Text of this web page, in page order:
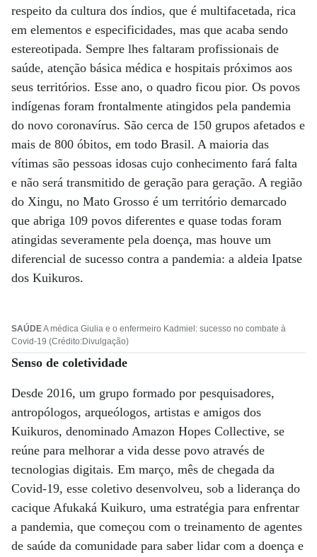
respeito da cultura dos índios, que é multifacetada, rica
em elementos e especificidades, mas que acaba sendo
estereotipada. Sempre lhes faltaram profissionais de
saúde, atenção básica médica e hospitais próximos aos
seus territórios. Esse ano, o quadro ficou pior. Os povos
indígenas foram frontalmente atingidos pela pandemia
do novo coronavírus. São cerca de 150 grupos afetados e
mais de 800 óbitos, em todo Brasil. A maioria das
vítimas são pessoas idosas cujo conhecimento fará falta
e não será transmitido de geração para geração. A região
do Xingu, no Mato Grosso é um território demarcado
que abriga 109 povos diferentes e quase todas foram
atingidas severamente pela doença, mas houve um
diferencial de sucesso contra a pandemia: a aldeia Ipatse
dos Kuikuros.
SAÚDEA médica Giulia e o enfermeiro Kadmiel: sucesso no combate à
Covid-19 (Crédito:Divulgação)
Senso de coletividade
Desde 2016, um grupo formado por pesquisadores,
antropólogos, arqueólogos, artistas e amigos dos
Kuikuros, denominado Amazon Hopes Collective, se
reúne para melhorar a vida desse povo através de
tecnologias digitais. Em março, mês de chegada da
Covid-19, esse coletivo desenvolveu, sob a liderança do
cacique Afukaká Kuikuro, uma estratégia para enfrentar
a pandemia, que começou com o treinamento de agentes
de saúde da comunidade para saber lidar com a doença e